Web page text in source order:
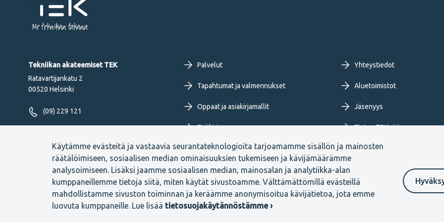
Käytämme evästeitä ja vastaavia seurantateknologioita tarjoamamme sisällön ja mainosten
räätälöimiseen, sosiaalisen median ominaisuuksien tukemiseen ja kävijämäärämme
analysoimiseen. Lisäksi jaamme sosiaalisen median, mainosalan ja analytiikka-alan
kumppaneillemme tietoja siitä, miten käytät sivustoamme. Välttämättömillä evästeillä
mahdollistamme sivuston toiminnan ja keräämme anonymisoitua kävijätietoa, jota emme
luovuta kumppaneille. Lue lisää tietosuojakäytännöstämme ›
Me tekniikan takana
Tekniikan akateemiset TEK
Ratavartijankatu 2
00520 Helsinki
(09) 229 121
Footer
primary
menu
FI
Palvelut
Tapahtumat ja valmennukset
Oppaat ja asiakirjamallit
Työkirja
Uutiset ja blogit
Yhteystiedot
Aluetoimistot
Jäsenyys
Tietoa TEKistä
Extranet
Footer
Evästeasetukset Tietosuojaselosteet Anna palautetta
Ilmoituskanava